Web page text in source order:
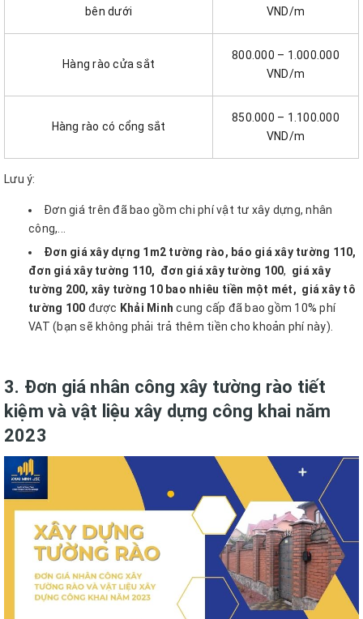
bên dưới VND/m
Hàng rào cửa sắt
800.000 – 1.000.000
VND/m
Hàng rào có cổng sắt
850.000 – 1.100.000
VND/m
Lưu ý:
Đơn giá trên đã bao gồm chi phí vật tư xây dựng, nhân
công,...
Đơn giá xây dựng 1m2 tường rào, báo giá xây tường 110,
đơn giá xây tường 110, đơn giá xây tường 100, giá xây
tường 200, xây tường 10 bao nhiêu tiền một mét, giá xây tô
tường 100 được Khải Minh cung cấp đã bao gồm 10% phí
VAT (bạn sẽ không phải trả thêm tiền cho khoản phí này).
3. Đơn giá nhân công xây tường rào tiết
kiệm và vật liệu xây dựng công khai năm
2023